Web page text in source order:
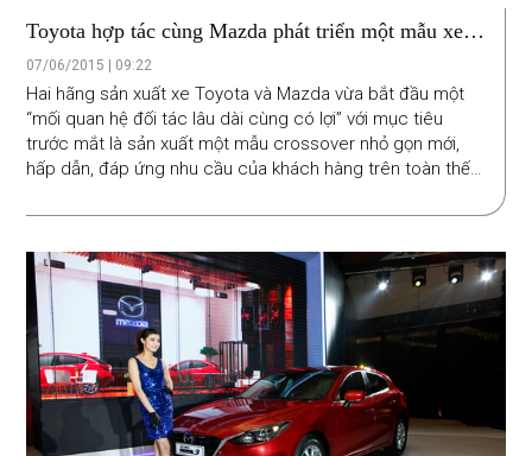
Toyota hợp tác cùng Mazda phát triển một mẫu xe
SUV compact mới
07/06/2015 | 09:22
Hai hãng sản xuất xe Toyota và Mazda vừa bắt đầu một
“mối quan hệ đối tác lâu dài cùng có lợi” với mục tiêu
trước mắt là sản xuất một mẫu crossover nhỏ gọn mới,
hấp dẫn, đáp ứng nhu cầu của khách hàng trên toàn thế